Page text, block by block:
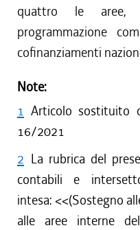
quattro le aree,
programmazione
cofinanziamenti
Note:
1 Articolo sostituito
16/2021
2 La rubrica del
contabili e
intesa: <<(Sostegno
alle aree interne